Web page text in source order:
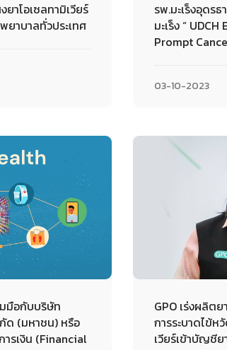
าโอเซลทามิเวียร์
ยาบาลทั่วประเทศ
รพ.มะเร็งอุดร
มะเร็ง “
Prompt
03-10-2023
มือกับบริษัท
กัด (มหาชน) หรือ
รเงิน (Financial
GPO เร่งผลิต
การระบาดไข้
เวียร์เข้าบัญชี